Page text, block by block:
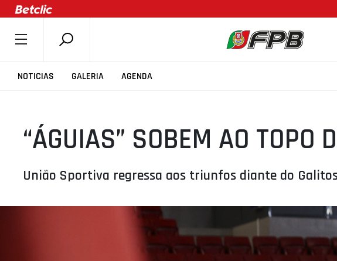
NOTICIAS GALERIA AGENDA
SOBRE A FPB
COMPETIÇÕES
ASSOCIAÇÕES
CLUBES
“ÁGUIAS” SOBEM AO TOPO
União Sportiva regressa aos triunfos diante do